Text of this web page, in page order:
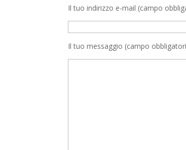
Il tuo indirizzo e-mail (campo
Il tuo messaggio (campo